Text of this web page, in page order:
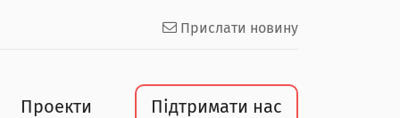
Прислати новину
Проекти Підтримати нас